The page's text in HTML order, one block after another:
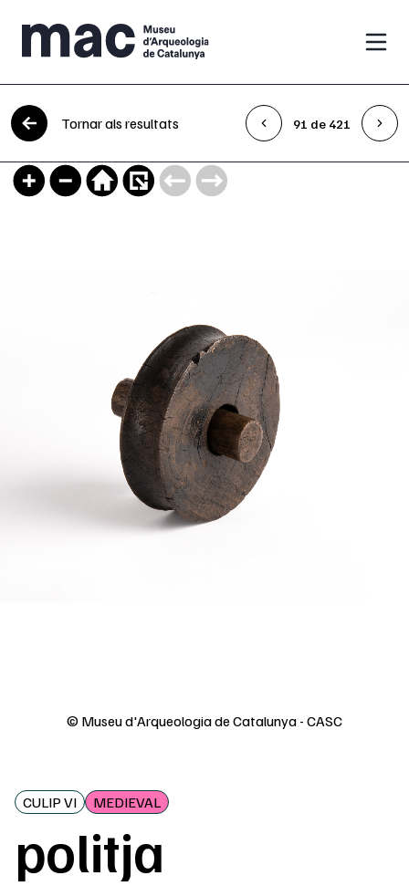
Vés al contingut
Tornar als resultats 91 de 421
© Museu d'Arqueologia de Catalunya - CASC
CULIP VI MEDIEVAL
politja